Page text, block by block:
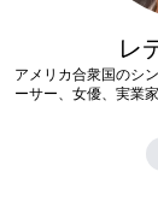
レ
アメリカ合衆国のシ
ーサー、女優、実業